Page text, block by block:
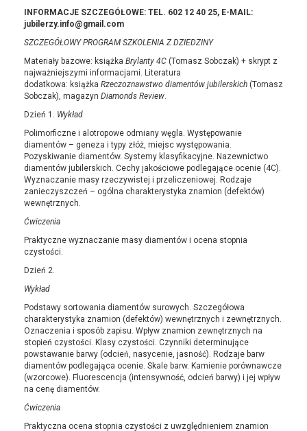
INFORMACJE SZCZEGÓŁOWE: TEL. 602 12 40 25, E-MAIL:
jubilerzy.info@gmail.com
SZCZEGÓŁOWY PROGRAM SZKOLENIA Z DZIEDZINY
Materiały bazowe: książka Brylanty 4C (Tomasz Sobczak) + skrypt z
najważniejszymi informacjami. Literatura
dodatkowa: książka Rzeczoznawstwo diamentów jubilerskich (Tomasz
Sobczak), magazyn Diamonds Review.
Dzień 1. Wykład
Polimorficzne i alotropowe odmiany węgla. Występowanie
diamentów – geneza i typy złóż, miejsc występowania.
Pozyskiwanie diamentów. Systemy klasyfikacyjne. Nazewnictwo
diamentów jubilerskich. Cechy jakościowe podlegające ocenie (4C).
Wyznaczanie masy rzeczywistej i przeliczeniowej. Rodzaje
zanieczyszczeń – ogólna charakterystyka znamion (defektów)
wewnętrznych.
Ćwiczenia
Praktyczne wyznaczanie masy diamentów i ocena stopnia
czystości.
Dzień 2.
Wykład
Podstawy sortowania diamentów surowych. Szczegółowa
charakterystyka znamion (defektów) wewnętrznych i zewnętrznych.
Oznaczenia i sposób zapisu. Wpływ znamion zewnętrznych na
stopień czystości. Klasy czystości. Czynniki determinujące
powstawanie barwy (odcień, nasycenie, jasność). Rodzaje barw
diamentów podlegająca ocenie. Skale barw. Kamienie porównawcze
(wzorcowe). Fluorescencja (intensywność, odcień barwy) i jej wpływ
na cenę diamentów.
Ćwiczenia
Praktyczna ocena stopnia czystości z uwzględnieniem znamion